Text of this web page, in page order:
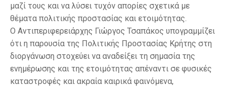
μαζί τους και να λύσει τυχόν απορίες σχετικά με
θέματα πολιτικής προστασίας και ετοιμότητας.
Ο Αντιπεριφερειάρχης Γιώργος Τσαπάκος υπογραμμίζει
ότι η παρουσία της Πολιτικής Προστασίας Κρήτης στη
διοργάνωση στοχεύει να αναδείξει τη σημασία της
ενημέρωσης και της ετοιμότητας απέναντι σε φυσικές
καταστροφές και ακραία καιρικά φαινόμενα,